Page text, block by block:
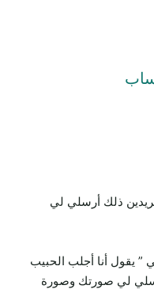
إذا كنت تريدين ذلك أرسلي لي
” يقول أنا أجلب الحبيب
أرسلي لي صورتك وصورة